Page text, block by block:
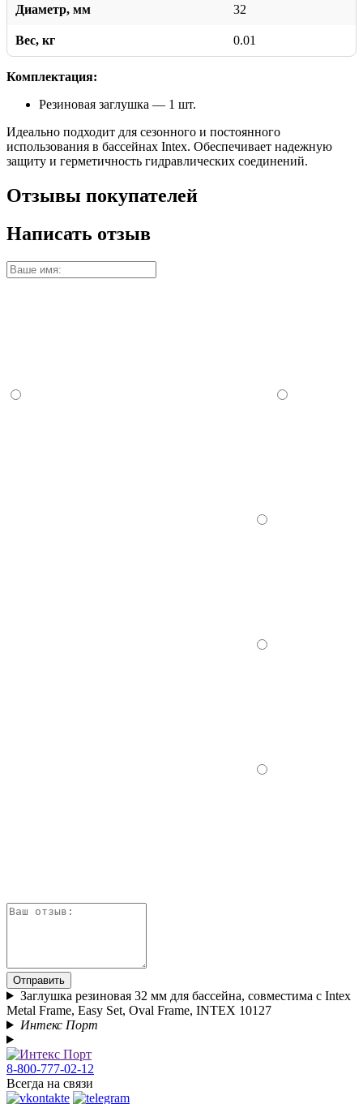
Диаметр, мм 32
Вес, кг 0.01
Комплектация:
Резиновая заглушка — 1 шт.
Идеально подходит для сезонного и постоянного
использования в бассейнах Intex. Обеспечивает надежную
защиту и герметичность гидравлических соединений.
Отзывы покупателей
Написать отзыв
Отправить
Заглушка резиновая 32 мм для бассейна, совместима с Intex
Metal Frame, Easy Set, Oval Frame, INTEX 10127
Интекс Порт
8-800-777-02-12
Всегда на связи